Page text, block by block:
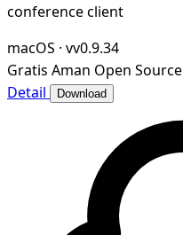
conference client
macOS · vv0.9.34
Gratis Aman Open Source
Detail
Download